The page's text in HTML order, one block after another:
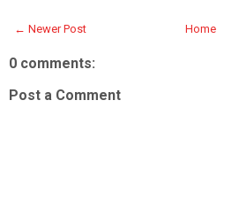
← Newer Post Home
0 comments:
Post a Comment